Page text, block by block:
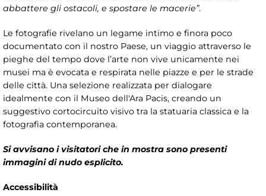
abbattere gli ostacoli, e spostare le macerie”.
Le fotografie rivelano un legame intimo e finora poco
documentato con il nostro Paese, un viaggio attraverso le
pieghe del tempo dove l’arte non vive unicamente nei
musei ma è evocata e respirata nelle piazze e per le strade
delle città. Una selezione realizzata per dialogare
idealmente con il Museo dell'Ara Pacis, creando un
suggestivo cortocircuito visivo tra la statuaria classica e la
fotografia contemporanea.
Si avvisano i visitatori che in mostra sono presenti
immagini di nudo esplicito.
Accessibilità